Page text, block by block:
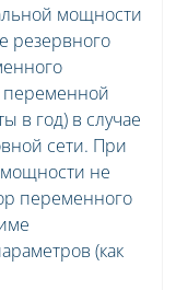
мощности
резервного
переменной
в год) в случае
сети. При
не
переменного
(как